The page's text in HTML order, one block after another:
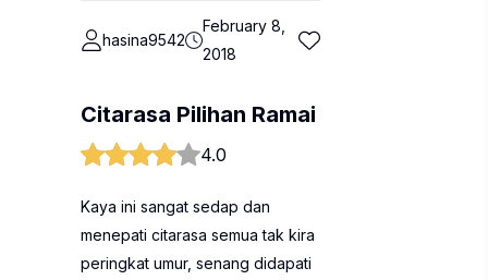
hasina9542
February 8,
2018
Citarasa Pilihan Ramai
4.0
Kaya ini sangat sedap dan
menepati citarasa semua tak kira
peringkat umur, senang didapati